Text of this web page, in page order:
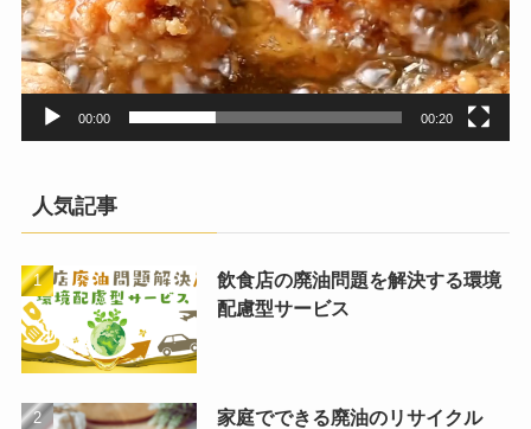
00:00 00:20
人気記事
飲食店の廃油問題を解決する環境
配慮型サービス
家庭でできる廃油のリサイクル